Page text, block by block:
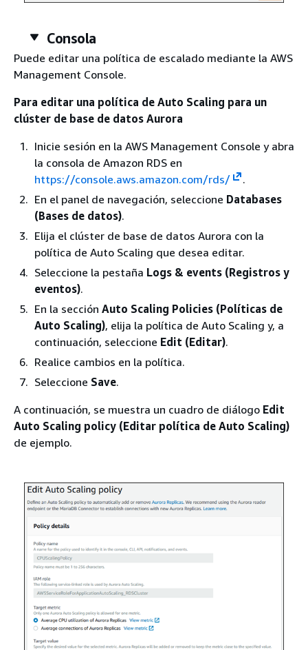
Consola
Puede editar una política de escalado mediante la AWS
Management Console.
Para editar una política de Auto Scaling para un
clúster de base de datos Aurora
Inicie sesión en la AWS Management Console y abra
la consola de Amazon RDS en
https://console.aws.amazon.com/rds/
.
En el panel de navegación, seleccione Databases
(Bases de datos).
Elija el clúster de base de datos Aurora con la
política de Auto Scaling que desea editar.
Seleccione la pestaña Logs & events (Registros y
eventos).
En la sección Auto Scaling Policies (Políticas de
Auto Scaling), elija la política de Auto Scaling y, a
continuación, seleccione Edit (Editar).
Realice cambios en la política.
Seleccione Save.
A continuación, se muestra un cuadro de diálogo Edit
Auto Scaling policy (Editar política de Auto Scaling)
de ejemplo.